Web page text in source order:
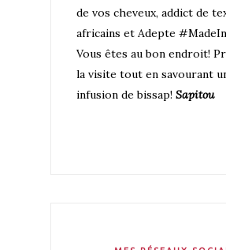
de vos cheveux, addict de
africains et Adepte
Vous êtes au bon endroit!
la visite tout en savourant
infusion de bissap! Sapitou